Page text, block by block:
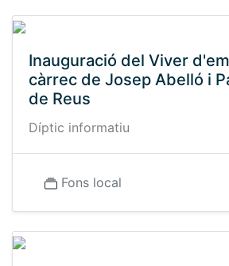
Inauguració del Viver
càrrec de Josep Abelló i
de Reus
Díptic informatiu
Fons local